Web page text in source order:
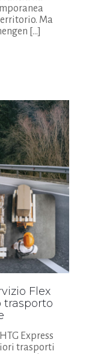
Ma
[…]
Flex
trasporto
Express
trasporti